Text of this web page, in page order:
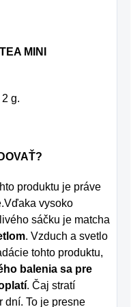
MINI
g.
produktu je práve
vysoko
sáčku je matcha
. Vzduch a svetlo
tohto produktu,
balenia sa pre
. Čaj stratí
dní. To je presne